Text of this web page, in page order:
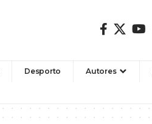
Desporto Autores